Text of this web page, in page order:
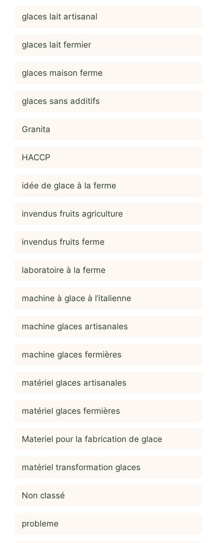
glaces lait artisanal
glaces lait fermier
glaces maison ferme
glaces sans additifs
Granita
HACCP
idée de glace à la ferme
invendus fruits agriculture
invendus fruits ferme
laboratoire à la ferme
machine à glace à l’italienne
machine glaces artisanales
machine glaces fermières
matériel glaces artisanales
matériel glaces fermières
Materiel pour la fabrication de glace
matériel transformation glaces
Non classé
probleme